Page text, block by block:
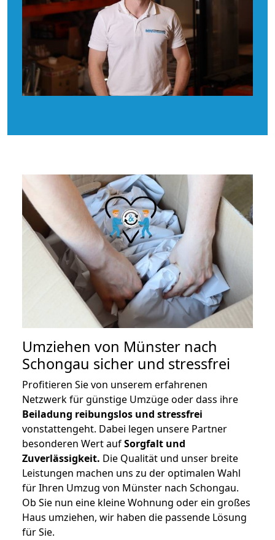
Umziehen von Münster nach
Schongau sicher und stressfrei
Profitieren Sie von unserem erfahrenen
Netzwerk für günstige Umzüge oder dass ihre
Beiladung reibungslos und stressfrei
vonstattengeht. Dabei legen unsere Partner
besonderen Wert aufSorgfalt und
Zuverlässigkeit. Die Qualität und unser breite
Leistungen machen uns zu der optimalen Wahl
für Ihren Umzug von Münster nach Schongau.
Ob Sie nun eine kleine Wohnung oder ein großes
Haus umziehen, wir haben die passende Lösung
für Sie.